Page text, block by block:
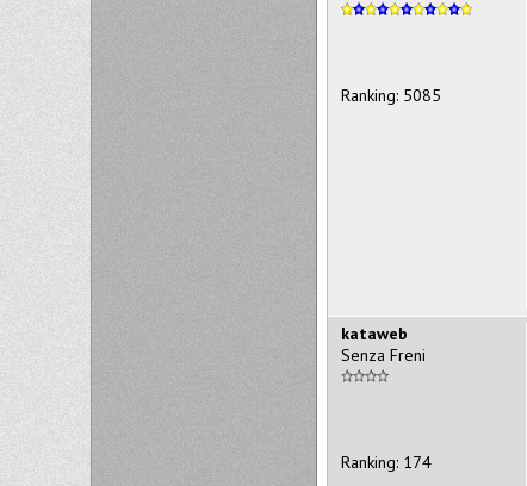
Ranking: 5085
kataweb
Senza Freni
Ranking: 174